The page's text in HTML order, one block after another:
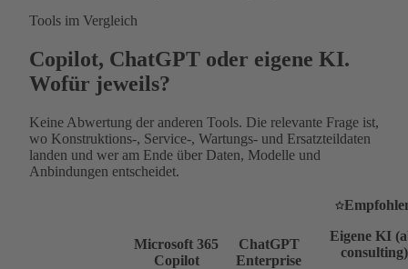
Tools im Vergleich
Copilot, ChatGPT oder eigene KI.
Wofür jeweils?
Keine Abwertung der anderen Tools. Die relevante Frage ist,
wo Konstruktions-, Service-, Wartungs- und Ersatzteildaten
landen und wer am Ende über Daten, Modelle und
Anbindungen entscheidet.
Microsoft 365
Copilot
ChatGPT
Enterprise
Eigene KI
consulting)